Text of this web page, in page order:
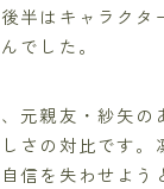
半はキャラクタ
でした。
元親友・紗矢の
さの対比です。
信を失わせよう